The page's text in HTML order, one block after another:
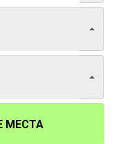
МЕСТА